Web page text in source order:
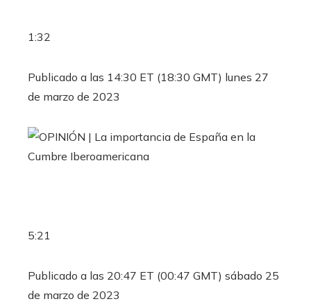
1:32
Publicado a las 14:30 ET (18:30 GMT) lunes 27
de marzo de 2023
5:21
Publicado a las 20:47 ET (00:47 GMT) sábado 25
de marzo de 2023